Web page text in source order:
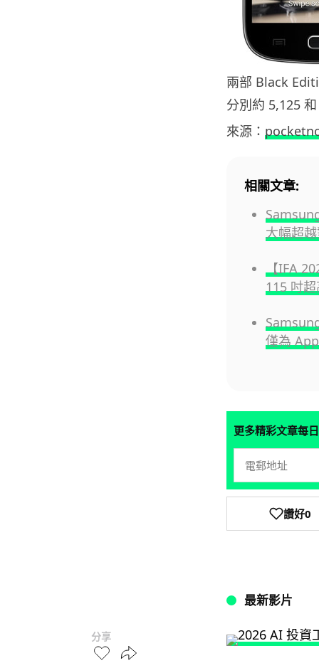
分享
兩部 Black
分別約 5,125
來源：
相關文章:
大幅超
【IFA
115 吋
僅為
更多精彩文章每
讚好0
最新影片